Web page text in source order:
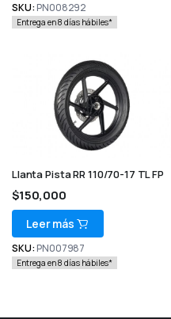
SKU: PN008292
Entrega en 8 días hábiles*
Llanta Pista RR 110/70-17 TL FP
$150,000
Leer más
SKU: PN007987
Entrega en 8 días hábiles*